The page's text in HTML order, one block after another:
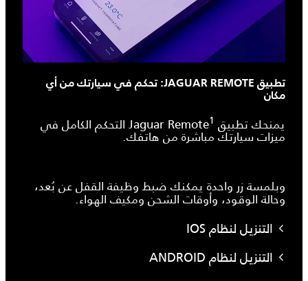
تطبيق JAGUAR REMOTE: تحكم في سيارتك من أي
مكان
يمنحك تطبيق Jaguar Remote 1 التحكم الكامل في
ميزات سيارتك مباشرة من هاتفك.
وبلمسة زر واحدة يمكنك ضبط وظيفة القفل عن بُعد،
وحالة الوقود، وأوقات الشحن ومكيف الهواء.
التنزيل لنظام IOS
التنزيل لنظام ANDROID